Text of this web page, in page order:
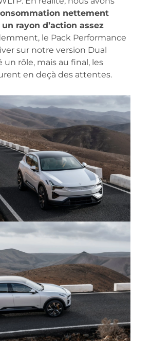
nettement
rayon d’action assez
le Pack Performance
sur notre version Dual
rôle, mais au final, les
en deçà des attentes.